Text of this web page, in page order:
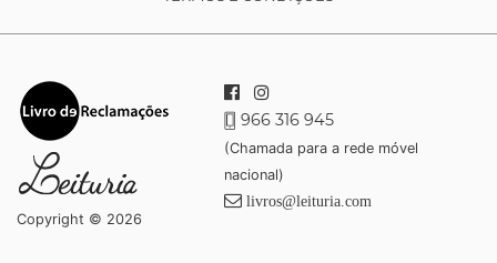
Copyright © 2026
966 316 945
(Chamada para a rede móvel
nacional)
livros@leituria.com